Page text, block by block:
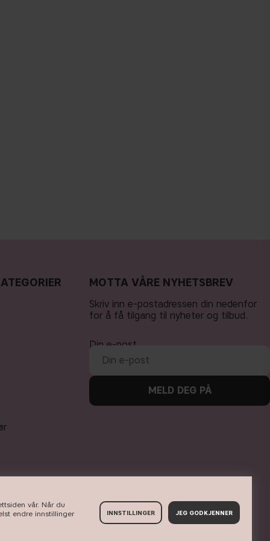
MOTTA VÅRE NYHETSBREV
Skriv inn e-postadressen din nedenfor
for å få tilgang til nyheter og tilbud.
Din e-post
MELD DEG PÅ
vår. Når du
endre innstillinger
INNSTILLINGER JEG GODKJENNER